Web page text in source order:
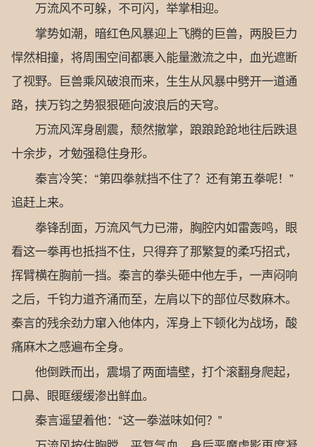
万流风不可躲，不可闪，举掌相迎。
掌势如潮，暗红色风暴迎上飞腾的巨兽，两股巨力
悍然相撞，将周围空间都裹入能量激流之中，血光遮断
了视野。巨兽乘风破浪而来，生生从风暴中劈开一道通
路，挟万钧之势狠狠砸向波浪后的天穹。
万流风浑身剧震，颓然撤掌，踉踉跄跄地往后跌退
十余步，才勉强稳住身形。
秦言冷笑：“第四拳就挡不住了？还有第五拳呢！”
追赶上来。
拳锋刮面，万流风气力已滞，胸腔内如雷轰鸣，眼
看这一拳再也抵挡不住，只得弃了那繁复的柔巧招式，
挥臂横在胸前一挡。秦言的拳头砸中他左手，一声闷响
之后，千钧力道齐涌而至，左肩以下的部位尽数麻木。
秦言的残余劲力窜入他体内，浑身上下顿化为战场，酸
痛麻木之感遍布全身。
他倒跌而出，震塌了两面墙壁，打个滚翻身爬起，
口鼻、眼眶缓缓渗出鲜血。
秦言遥望着他：“这一拳滋味如何？”